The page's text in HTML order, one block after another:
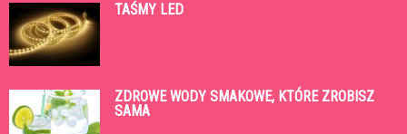
TAŚMY LED
ZDROWE WODY SMAKOWE, KTÓRE ZROBISZ
SAMA